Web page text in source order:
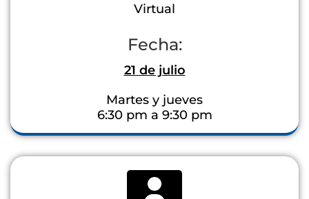
Virtual
Fecha:
21 de julio
Martes y jueves
6:30 pm a 9:30 pm